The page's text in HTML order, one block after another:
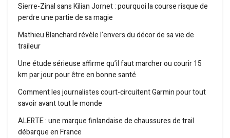
Sierre-Zinal sans Kilian Jornet : pourquoi la course risque de
perdre une partie de sa magie
Mathieu Blanchard révèle l’envers du décor de sa vie de
traileur
Une étude sérieuse affirme qu’il faut marcher ou courir 15
km par jour pour être en bonne santé
Comment les journalistes court-circuitent Garmin pour tout
savoir avant tout le monde
ALERTE : une marque finlandaise de chaussures de trail
débarque en France